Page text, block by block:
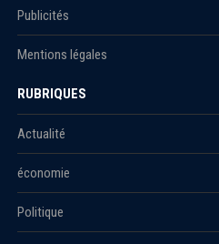
Publicités
Mentions légales
RUBRIQUES
Actualité
économie
Politique